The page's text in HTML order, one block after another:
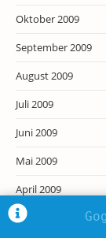
Oktober 2009
September 2009
August 2009
Juli 2009
Juni 2009
Mai 2009
April 2009